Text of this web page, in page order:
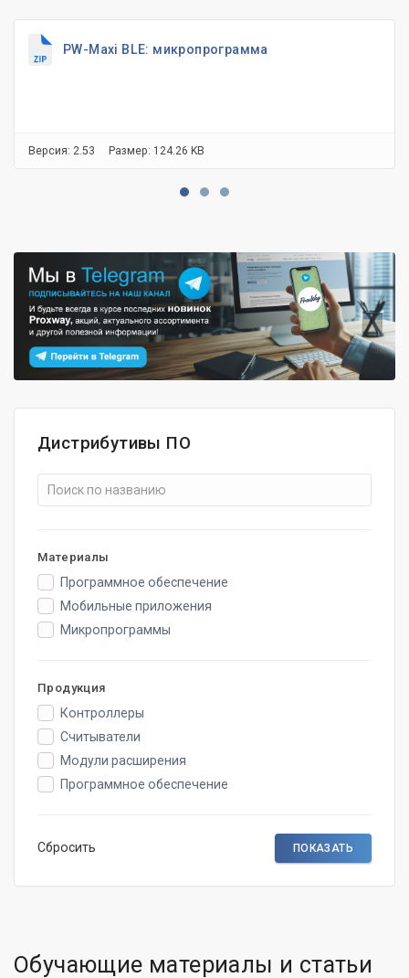
PW-Maxi BLE: микропрограмма
Версия: 2.53 Размер: 124.26 KB
Дистрибутивы ПО
Материалы
Программное обеспечение
Мобильные приложения
Микропрограммы
Продукция
Контроллеры
Считыватели
Модули расширения
Программное обеспечение
Сбросить
Обучающие материалы и статьи